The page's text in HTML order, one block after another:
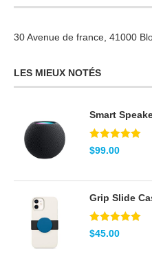
30 Avenue de france, 41000
LES MIEUX NOTÉS
Smart
Note5.00
sur 5
$99.00
Grip Slide
Note5.00
sur 5
$45.00